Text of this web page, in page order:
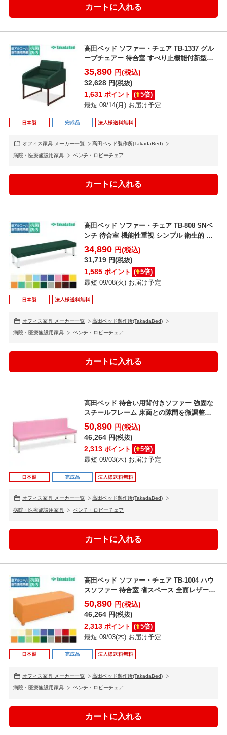
高田ベッド ソファー・チェア TB-1337 グル
ーブチェアー 待合室 すべり止機能付新型シ
ート デ...
35,890 円(税込)
32,628 円(税抜)
1,631 ポイント ( 5倍)
最短 09/14(月) お届け予定
オフィス家具 メーカー一覧 高田ベッド製作所(TakadaBed)
病院・医療施設用家具 ベンチ・ロビーチェア
高田ベッド ソファー・チェア TB-808 SNベ
ンチ 待合室 機能性重視 シンプル 衛生的 廉
価版...
34,890 円(税込)
31,719 円(税抜)
1,585 ポイント ( 5倍)
最短 09/08(火) お届け予定
オフィス家具 メーカー一覧 高田ベッド製作所(TakadaBed)
病院・医療施設用家具 ベンチ・ロビーチェア
高田ベッド 待合い用背付きソファー 強固な
スチールフレーム 床面との隙間を微調整す
るアジャスター付き...
50,890 円(税込)
46,264 円(税抜)
2,313 ポイント ( 5倍)
最短 09/03(木) お届け予定
オフィス家具 メーカー一覧 高田ベッド製作所(TakadaBed)
病院・医療施設用家具 ベンチ・ロビーチェア
高田ベッド ソファー・チェア TB-1004 ハウ
スソファー 待合室 省スペース 全面レザー仕
様 サ...
50,890 円(税込)
46,264 円(税抜)
2,313 ポイント ( 5倍)
最短 09/03(木) お届け予定
オフィス家具 メーカー一覧 高田ベッド製作所(TakadaBed)
病院・医療施設用家具 ベンチ・ロビーチェア